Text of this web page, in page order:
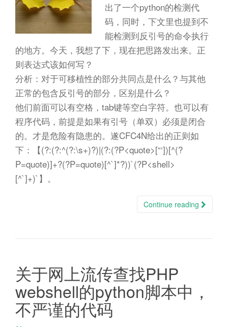
出了一个python的检测代
码，同时，下文里也提到不
能检测到反引号的命令执行
的地方。今天，我想了下，现在把思路发出来。正
则表达式该如何写？
分析：对于可移植性的部分共同点是什么？与其他
正常的包含反引号的部分，区别是什么？
他们前面可以有空格，tab键等空白字符。也可以有
程序代码，前提是如果有引号（单双）必须是闭合
的。才是危险有隐患的。遂CFC4N给出的正则如
下：【(?:(?:^(?:\s+)?)|(?:(?P<quote>[“‘])[^(?
P=quote)]+?(?P=quote)[^`]*?))`(?P<shell>
[^`]+)`】。
Continue reading
关于网上流传查找PHP
webshell的python脚本中，
不严谨的代码